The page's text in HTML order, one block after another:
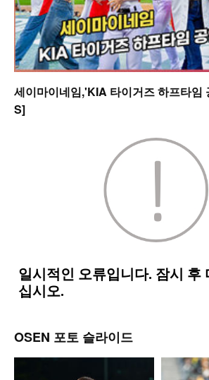
세이마이네임,'KIA 타이거즈 하프타임
S]
OSEN 포토 슬라이드